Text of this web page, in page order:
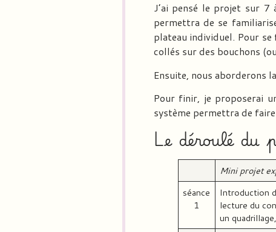
J’ai pensé le projet sur 7
permettra de se
plateau individuel. Pour
collés sur des bouchons
Ensuite, nous aborderons
Pour finir, je proposerai
système permettra de
Le déroulé du
Mini projet
séance
1
Introduction
lecture du
un